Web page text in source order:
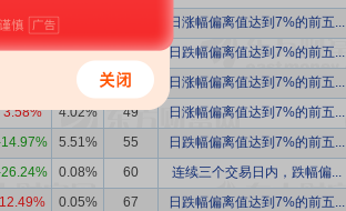
7.19% 3.46% 日涨幅偏离值达到7%的前五...
6.14% 64 日跌幅偏离值达到7%的前五...
9.10% 63 日涨幅偏离值达到7%的前五...
3.58% 4.02% 49 日涨幅偏离值达到7%的前五...
5.51% 55 日跌幅偏离值达到7%的前五...
0.08% 60 连续三个交易日内，跌幅偏...
12.49% 0.05% 67 日跌幅偏离值达到7%的前五...